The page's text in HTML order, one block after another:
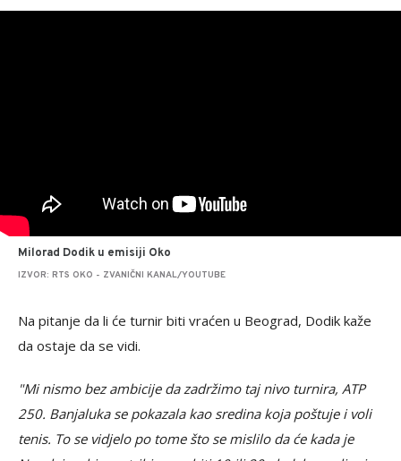
Milorad Dodik u emisiji Oko
IZVOR: RTS OKO - ZVANIČNI KANAL/YOUTUBE
Na pitanje da li će turnir biti vraćen u Beograd, Dodik kaže
da ostaje da se vidi.
"Mi nismo bez ambicije da zadržimo taj nivo turnira, ATP
250. Banjaluka se pokazala kao sredina koja poštuje i voli
tenis. To se vidjelo po tome što se mislilo da će kada je